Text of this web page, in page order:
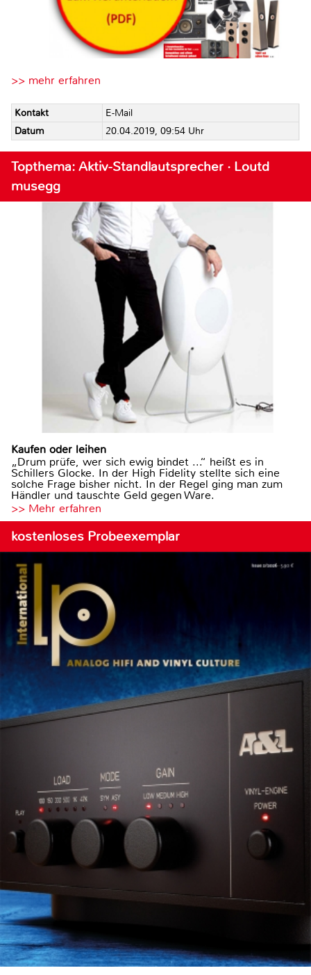
>> mehr erfahren
Kontakt
E-Mail
Datum
20.04.2019, 09:54 Uhr
Topthema: Aktiv-Standlautsprecher · Loutd
musegg
Kaufen oder leihen
„Drum prüfe, wer sich ewig bindet ...“ heißt es in
Schillers Glocke. In der High Fidelity stellte sich eine
solche Frage bisher nicht. In der Regel ging man zum
Händler und tauschte Geld gegen Ware.
>> Mehr erfahren
kostenloses Probeexemplar